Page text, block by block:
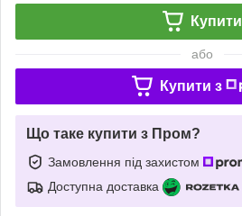
Купити
або
Купити з
Що таке купити з Пром?
Замовлення під захистом
Доступна доставка